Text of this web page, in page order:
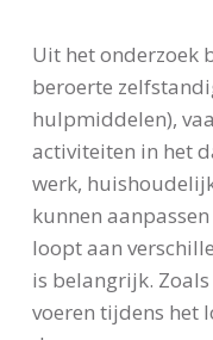
Uit het onderzoek
beroerte
hulpmiddelen),
activiteiten in het
werk,
kunnen
loopt aan
is belangrijk.
voeren tijdens het